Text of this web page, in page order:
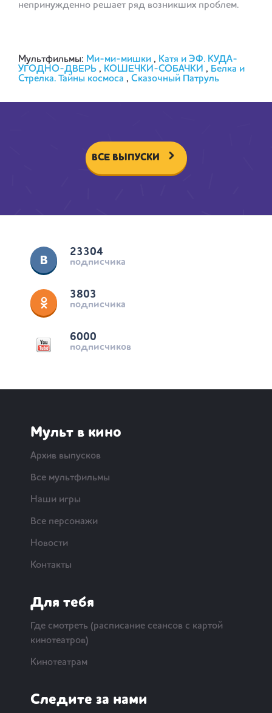
непринужденно решает ряд возникших проблем.
Мультфильмы: Ми-ми-мишки , Катя и ЭФ. КУДА-
УГОДНО-ДВЕРЬ , КОШЕЧКИ-СОБАЧКИ , Белка и
Стрелка. Тайны космоса , Сказочный Патруль
ВСЕ ВЫПУСКИ
23304
подписчика
3803
подписчика
6000
подписчиков
Мульт в кино
Архив выпусков
Все мультфильмы
Наши игры
Все персонажи
Новости
Контакты
Для тебя
Где смотреть (расписание сеансов с картой
кинотеатров)
Кинотеатрам
Следите за нами